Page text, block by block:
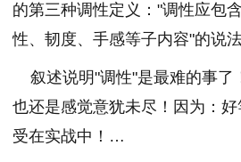
的第三种调性定义："调性应包
性、韧度、手感等子内容"的说
叙述说明"调性"是最难的事了
也还是感觉意犹未尽！因为：
受在实战中！…